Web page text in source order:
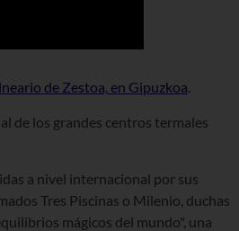
de Zestoa, en Gipuzkoa
de los grandes centros termales
a nivel internacional por sus
Tres Piscinas o Milenio, duchas
mágicos del mundo", una